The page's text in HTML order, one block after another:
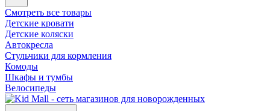
Смотреть все товары
Детские кровати
Детские коляски
Автокресла
Стульчики для кормления
Комоды
Шкафы и тумбы
Велосипеды